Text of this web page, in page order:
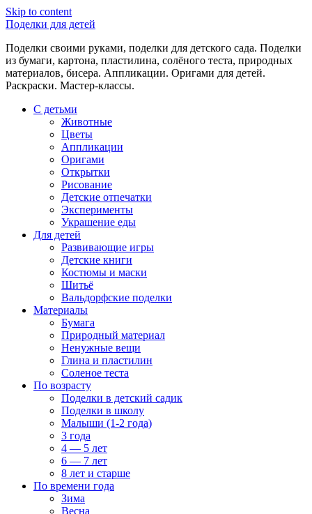
Skip to content
Поделки для детей
Поделки своими руками, поделки для детского сада. Поделки
из бумаги, картона, пластилина, солёного теста, природных
материалов, бисера. Аппликации. Оригами для детей.
Раскраски. Мастер-классы.
С детьми
Животные
Цветы
Аппликации
Оригами
Открытки
Рисование
Детские отпечатки
Эксперименты
Украшение еды
Для детей
Развивающие игры
Детские книги
Костюмы и маски
Шитьё
Вальдорфские поделки
Материалы
Бумага
Природный материал
Ненужные вещи
Глина и пластилин
Соленое теста
По возрасту
Поделки в детский садик
Поделки в школу
Малыши (1-2 года)
3 года
4 — 5 лет
6 — 7 лет
8 лет и старше
По времени года
Зима
Весна